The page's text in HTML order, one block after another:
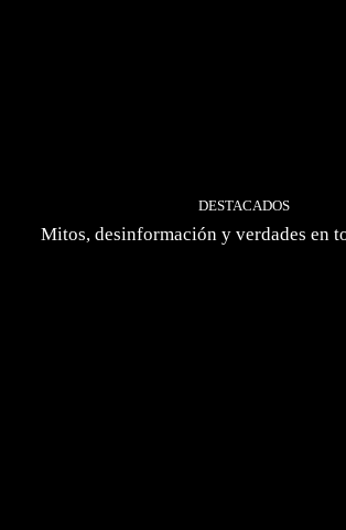
DESTACADOS
Mitos, desinformación y verdades en